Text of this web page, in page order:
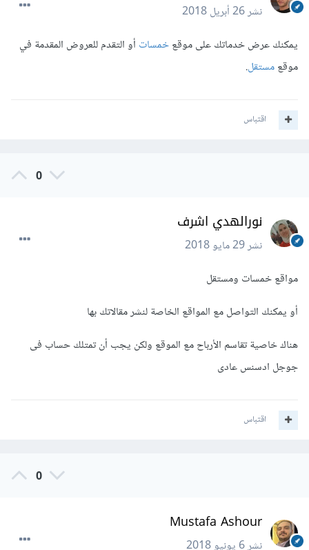
نشر26 أبريل 2018
يمكنك عرض خدماتك على موقعخمساتأو التقدم للعروض المقدمة في
موقعمستقل.
اقتباس
0
نورالهدي اشرف
نشر29 مايو 2018
مواقع خمسات ومستقل
أو يمكنك التواصل مع المواقع الخاصة لنشر مقالاتك بها
هناك خاصية تقاسم الأرباح مع الموقع ولكن يجب أن تمتلك حساب فى
جوجل ادسنس عادى
اقتباس
0
Mustafa Ashour